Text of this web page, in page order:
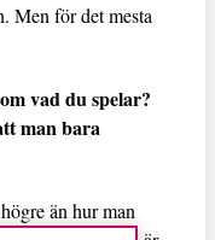
Men för det mesta
vad du spelar?
man bara
än hur man